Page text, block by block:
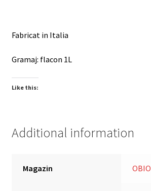
Fabricat in Italia
Gramaj: flacon 1L
Like this:
Additional information
Magazin OBIO